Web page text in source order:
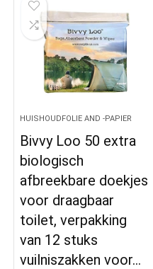
HUISHOUDFOLIE AND -PAPIER
Bivvy Loo 50 extra
biologisch
afbreekbare doekjes
voor draagbaar
toilet, verpakking
van 12 stuks
vuilniszakken voor…